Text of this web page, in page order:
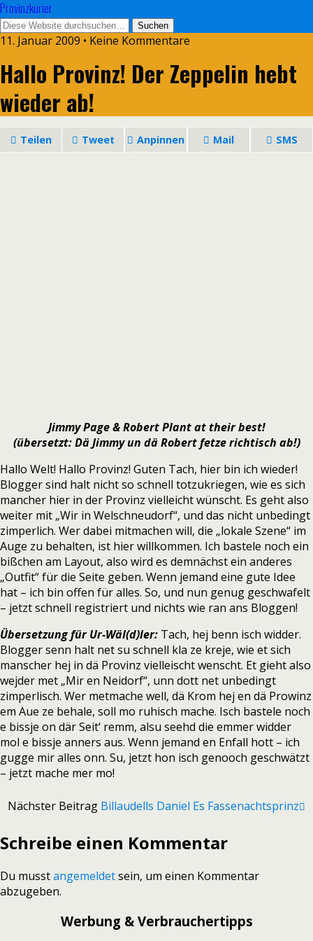
Provinzkurier
11. Januar 2009 • Keine Kommentare
Hallo Provinz! Der Zeppelin hebt
wieder ab!
Teilen Tweet Anpinnen Mail SMS
Jimmy Page & Robert Plant at their best!
(übersetzt: Dä Jimmy un dä Robert fetze richtisch ab!)
Hallo Welt! Hallo Provinz! Guten Tach, hier bin ich wieder!
Blogger sind halt nicht so schnell totzukriegen, wie es sich
mancher hier in der Provinz vielleicht wünscht. Es geht also
weiter mit „Wir in Welschneudorf“, und das nicht unbedingt
zimperlich. Wer dabei mitmachen will, die „lokale Szene“ im
Auge zu behalten, ist hier willkommen. Ich bastele noch ein
bißchen am Layout, also wird es demnächst ein anderes
„Outfit“ für die Seite geben. Wenn jemand eine gute Idee
hat – ich bin offen für alles. So, und nun genug geschwafelt
– jetzt schnell registriert und nichts wie ran ans Bloggen!
Übersetzung für Ur-Wäl(d)ler: Tach, hej benn isch widder.
Blogger senn halt net su schnell kla ze kreje, wie et sich
manscher hej in dä Provinz vielleischt wenscht. Et gieht also
wejder met „Mir en Neidorf“, unn dott net unbedingt
zimperlisch. Wer metmache well, dä Krom hej en dä Prowinz
em Aue ze behale, soll mo ruhisch mache. Isch bastele noch
e bissje on där Seit‘ remm, alsu seehd die emmer widder
mol e bissje anners aus. Wenn jemand en Enfall hott – ich
gugge mir alles onn. Su, jetzt hon isch genooch geschwätzt
– jetzt mache mer mo!
Nächster Beitrag Billaudells Daniel Es Fassenachtsprinz
Schreibe einen Kommentar
Du musstangemeldetsein, um einen Kommentar
abzugeben.
Werbung & Verbrauchertipps